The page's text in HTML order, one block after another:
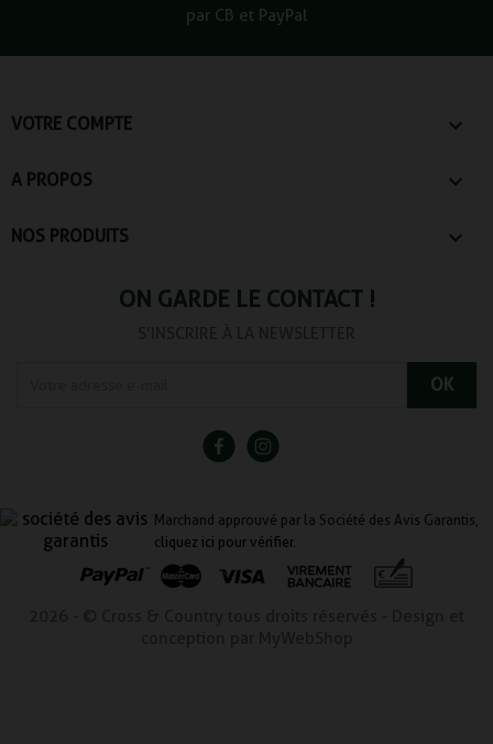
par CB et PayPal
VOTRE COMPTE 
A PROPOS 
NOS PRODUITS 
ON GARDE LE CONTACT !
Marchand approuvé par la Société des Avis Garantis,
cliquez ici pour vérifier.